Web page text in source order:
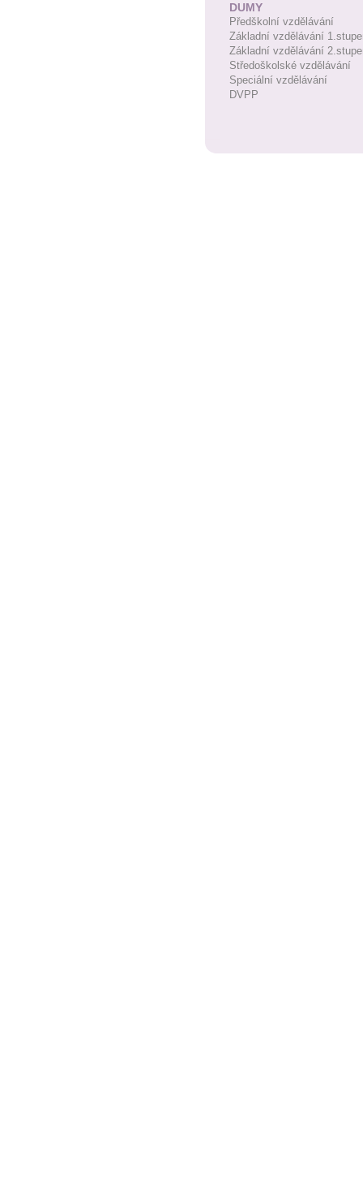
DUMY
Předškolní vzdělávání
Základní vzdělávání
Základní vzdělávání
Středoškolské vzdělávání
Speciální vzdělávání
DVPP